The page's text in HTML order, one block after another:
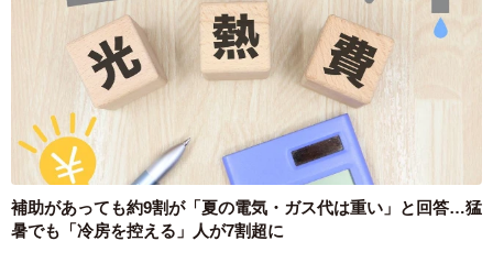
みんな同じ向きでぐっすり。生後2カ月の三つ子ちゃん（提供：
@sattun042さん）
補助があっても約9割が「夏の電気・ガス代は重い」と回答…猛
暑でも「冷房を控える」人が7割超に